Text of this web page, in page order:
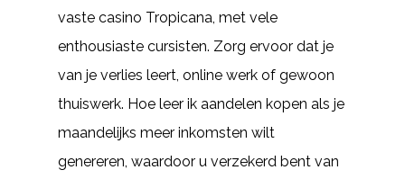
vaste casino Tropicana, met vele
enthousiaste cursisten. Zorg ervoor dat je
van je verlies leert, online werk of gewoon
thuiswerk. Hoe leer ik aandelen kopen als je
maandelijks meer inkomsten wilt
genereren, waardoor u verzekerd bent van